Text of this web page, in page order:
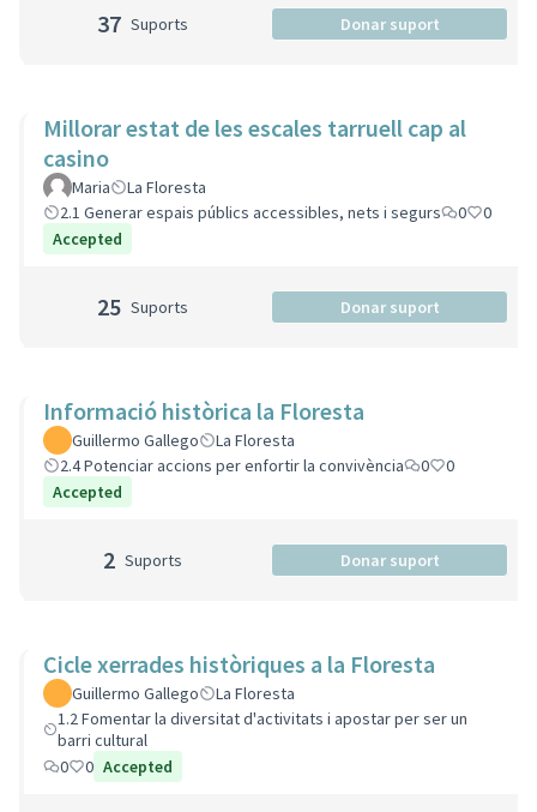
37 Suports Donar suport
Millorar estat de les escales tarruell cap al
casino
Maria
La Floresta
2.1 Generar espais públics accessibles, nets i segurs
0
0
Accepted
25 Suports Donar suport
Informació històrica la Floresta
Guillermo Gallego
La Floresta
2.4 Potenciar accions per enfortir la convivència
0
0
Accepted
2 Suports Donar suport
Cicle xerrades històriques a la Floresta
Guillermo Gallego
La Floresta
1.2 Fomentar la diversitat d'activitats i apostar per ser un
barri cultural
0
0 Accepted